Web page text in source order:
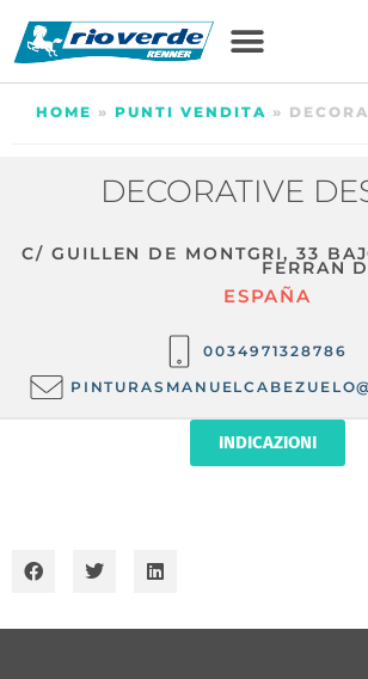
HOME » PUNTI VENDITA »
DECORATIVE
C/ GUILLEN DE MONTGRI, 33
FERRAN
ESPAÑA
0034971328786
INDICAZIONI